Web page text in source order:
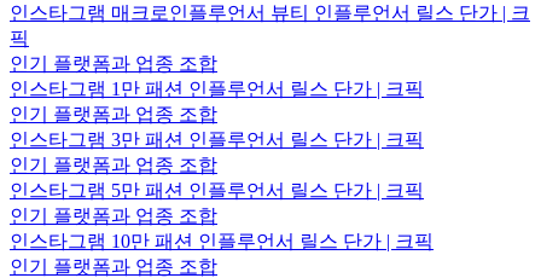
인스타그램 매크로인플루언서 뷰티 인플루언서 릴스 단가 | 크
픽
인기 플랫폼과 업종 조합
인스타그램 1만 패션 인플루언서 릴스 단가 | 크픽
인기 플랫폼과 업종 조합
인스타그램 3만 패션 인플루언서 릴스 단가 | 크픽
인기 플랫폼과 업종 조합
인스타그램 5만 패션 인플루언서 릴스 단가 | 크픽
인기 플랫폼과 업종 조합
인스타그램 10만 패션 인플루언서 릴스 단가 | 크픽
인기 플랫폼과 업종 조합